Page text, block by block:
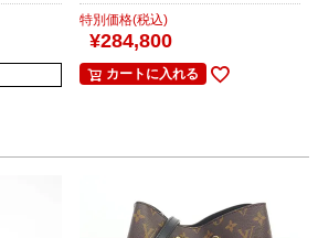
特別価格(税込)
¥284,800
カートに入れる